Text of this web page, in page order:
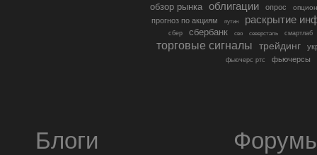
обзор рынка облигации опрос
прогноз по акциям путин раскрытие
сбер сбербанк сво северсталь смартлаб
торговые сигналы трейдинг
фьючерс ртс фьючерсы
Блоги